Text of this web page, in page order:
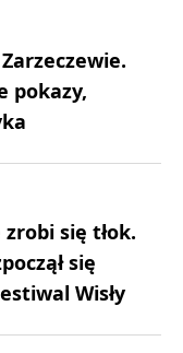
pokazy,
się tłok.
się
Wisły